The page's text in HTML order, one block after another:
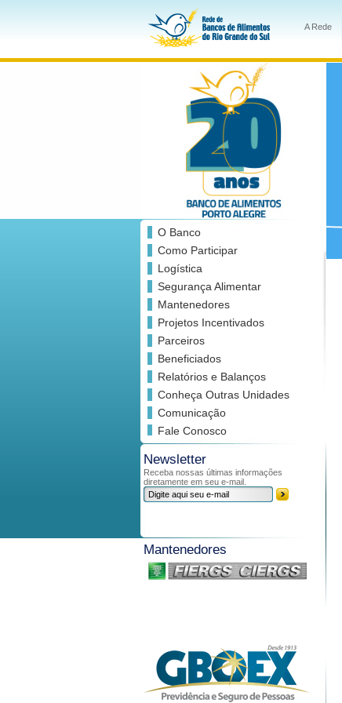
A Rede
O Banco
Como Participar
Logística
Segurança Alimentar
Mantenedores
Projetos Incentivados
Parceiros
Beneficiados
Relatórios e Balanços
Conheça Outras Unidades
Comunicação
Fale Conosco
Newsletter
Receba nossas últimas informações
diretamente em seu e-mail.
Mantenedores